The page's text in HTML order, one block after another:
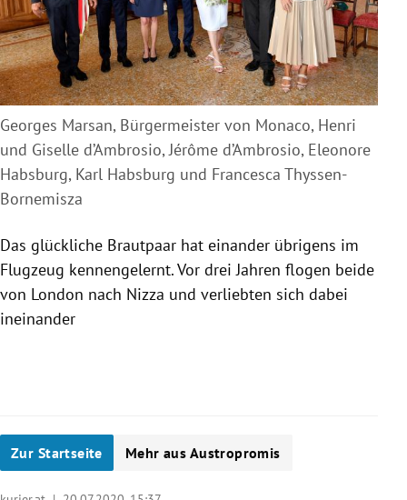
Georges Marsan, Bürgermeister von Monaco, Henri
und Giselle d’Ambrosio, Jérôme d’Ambrosio, Eleonore
Habsburg, Karl Habsburg und Francesca Thyssen-
Bornemisza
Das glückliche Brautpaar hat einander übrigens im
Flugzeug kennengelernt. Vor drei Jahren flogen beide
von London nach Nizza und verliebten sich dabei
ineinander
Zur Startseite Mehr aus Austropromis